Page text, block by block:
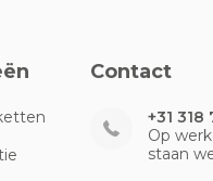
Contact
+31 318
Op
staan